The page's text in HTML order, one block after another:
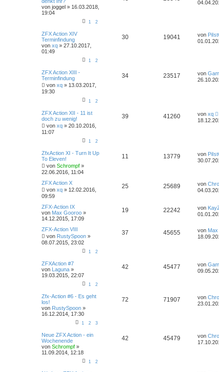
von joggel » 16.03.2018,
19:04
1 2
ZFX Action XIV
Terminfindung
von xq » 27.10.2017,
01:49
1 2
30 19041 von
ZFX Action XIII -
Terminfindung
von xq » 13.03.2017,
19:30
1 2
34 23517 von
ZFX Action XII - 11 ist
doch zu wenig!
von xq » 20.10.2016,
11:07
1 2
39 41260 von xq
ZfxAction XI - Turn It Up
To Eleven!
von Schrompf »
22.06.2016, 11:04
11 13779 von
ZFX Action X
von xq » 12.02.2016,
09:59
25 25689 von
ZFX-Action IX
von Max Gooroo »
14.12.2015, 17:09
19 22242 von
ZFX-Action VIII
von RustySpoon »
08.07.2015, 23:02
1 2
37 45655 von
ZFXAction #7
von Laguna »
19.03.2015, 22:07
1 2
42 45477 von
Zfx-Action #6 - Es geht
los!
von RustySpoon »
16.12.2014, 17:30
1 2 3
72 71907 von
Neue ZFX Action - ein
Wochenende
von Schrompf »
11.09.2014, 12:18
1 2
42 45479 von